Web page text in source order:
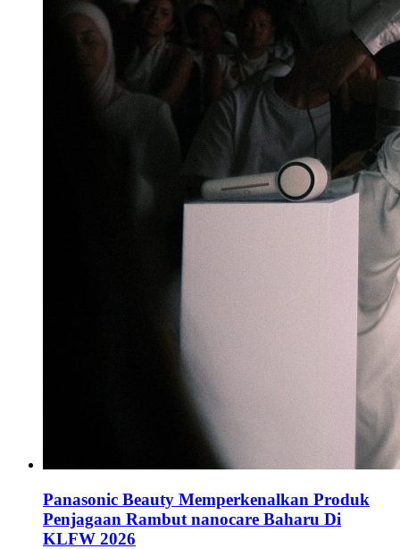
Panasonic Beauty Memperkenalkan Produk
Penjagaan Rambut nanocare Baharu Di
KLFW 2026